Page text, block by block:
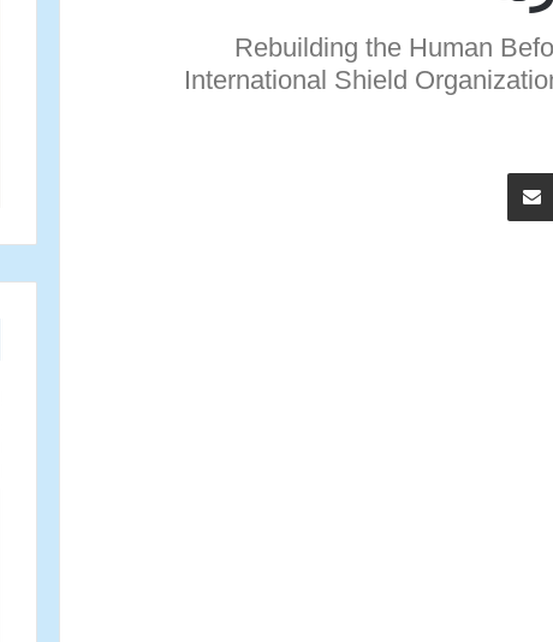
Rebuilding the Human
International Shield
مشاركة عبر البريد